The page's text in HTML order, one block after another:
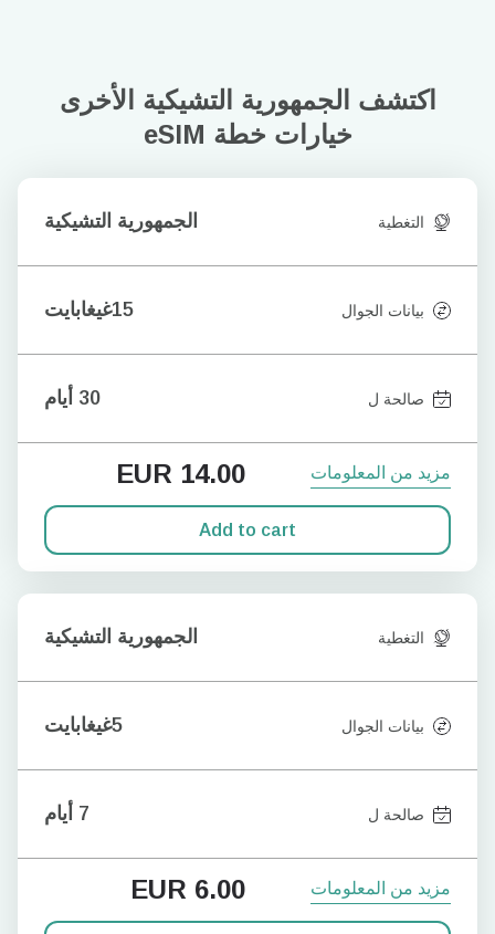
اكتشف الجمهورية التشيكية الأخرى
خيارات خطة eSIM
التغطية الجمهورية التشيكية
بيانات الجوال 15غيغابايت
صالحة ل 30 أيام
مزيد من المعلومات EUR 14.00
Add to cart
التغطية الجمهورية التشيكية
بيانات الجوال 5غيغابايت
صالحة ل 7 أيام
مزيد من المعلومات EUR 6.00